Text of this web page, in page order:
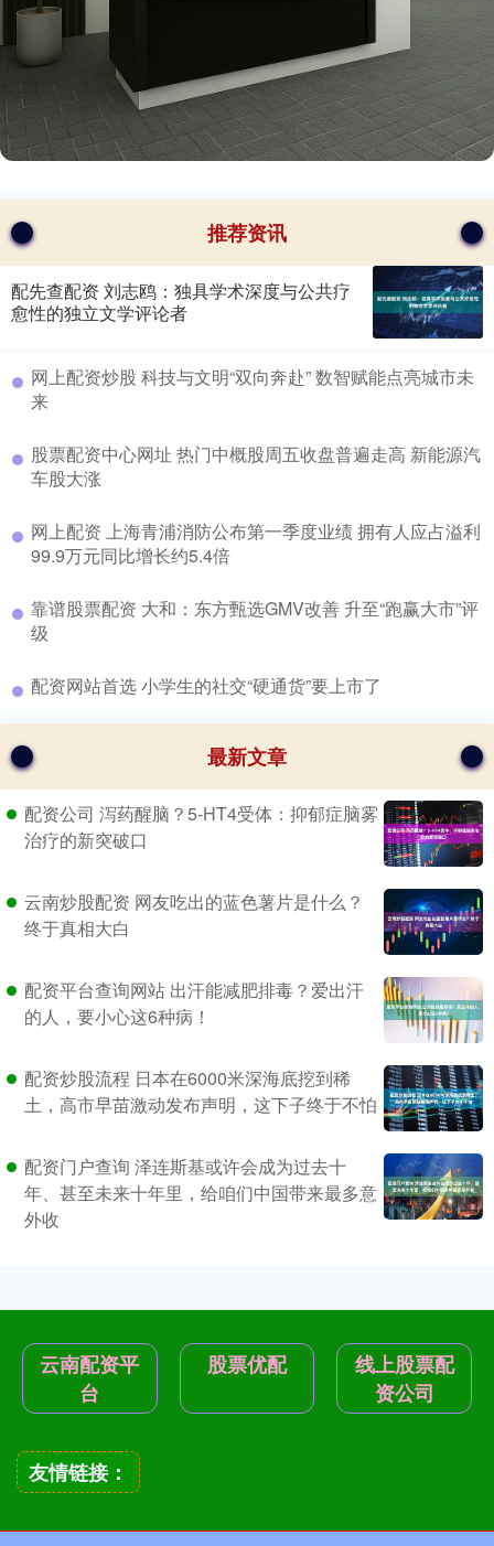
推荐资讯
配先查配资 刘志鸥：独具学术深度与公共疗
愈性的独立文学评论者
​网上配资炒股 科技与文明“双向奔赴” 数智赋能点亮城市未
来
​股票配资中心网址 热门中概股周五收盘普遍走高 新能源汽
车股大涨
​网上配资 上海青浦消防公布第一季度业绩 拥有人应占溢利
99.9万元同比增长约5.4倍
​靠谱股票配资 大和：东方甄选GMV改善 升至“跑赢大市”评
级
​配资网站首选 小学生的社交“硬通货”要上市了
最新文章
配资公司 泻药醒脑？5-HT4受体：抑郁症脑雾
治疗的新突破口
云南炒股配资 网友吃出的蓝色薯片是什么？
终于真相大白
配资平台查询网站 出汗能减肥排毒？爱出汗
的人，要小心这6种病！
配资炒股流程 日本在6000米深海底挖到稀
土，高市早苗激动发布声明，这下子终于不怕
配资门户查询 泽连斯基或许会成为过去十
年、甚至未来十年里，给咱们中国带来最多意
外收
云南配资平
台
股票优配
线上股票配
资公司
友情链接：